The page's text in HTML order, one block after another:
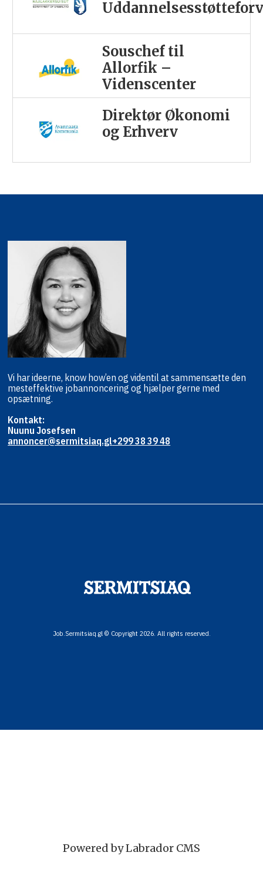
Souschef til
Allorfik –
Videnscenter
Direktør Økonomi
og Erhverv
Vi har ideerne, know how’en og videntil at sammensætte den
mesteffektive jobannoncering og hjælpergerne med
opsætning.
Kontakt:
Nuunu Josefsen
annoncer@sermitsiaq.gl+299 38 39 48
Job.Sermitsiaq.gl © Copyright 2026. All rights reserved.
Powered by Labrador CMS